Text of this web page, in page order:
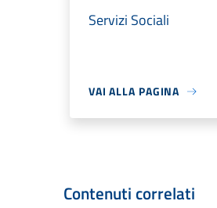
Servizi Sociali
VAI ALLA PAGINA
Contenuti correlati